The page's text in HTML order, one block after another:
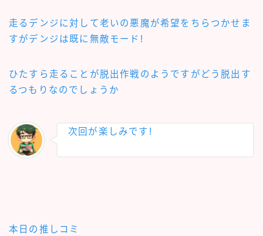
走るデンジに対して老いの悪魔が希望をちらつかせま
すがデンジは既に無敵モード!
ひたすら走ることが脱出作戦のようですがどう脱出す
るつもりなのでしょうか
次回が楽しみです!
本日の推しコミ